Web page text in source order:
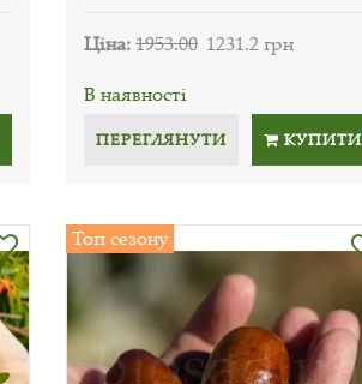
Ціна:1953.00 1231.2 грн
В наявності
ПЕРЕГЛЯНУТИ КУПИТИ
Топ сезону